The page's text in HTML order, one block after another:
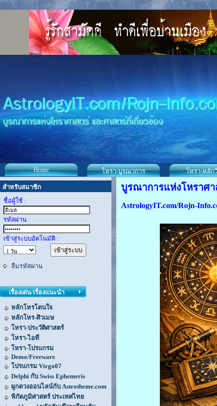
Home โหรา-บูรณาการ โหรา-หลัก
สำหรับสมาชิก
ชื่อผู้ใช้ :
รหัสผ่าน :
เข้าสู่ระบบอัตโนมัติ :
ลืมรหัสผ่าน
เรื่องเด่น/เรื่องแนะนำ
หลักโหรโดนใจ
หลักโหร-ศิวเมษ
โหรา-ประวัติศาสตร์
โหรา-ไอที
โหรา-โปรแกรม
Demo/Freeware
โปรแกรม Virgo07
Delphi กับ Swiss Ephemeris
ผูกดวงออนไลน์กับ Astrotheme.com
พิกัดภูมิศาสตร์ ประเทศไทย
บูรณาการแห่งโหราศา
AstrologyIT.com/Rojn-